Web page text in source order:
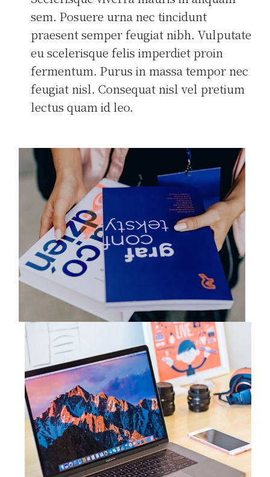
sem. Posuere urna nec tincidunt
praesent semper feugiat nibh. Vulputate
eu scelerisque felis imperdiet proin
fermentum. Purus in massa tempor nec
feugiat nisl. Consequat nisl vel pretium
lectus quam id leo.